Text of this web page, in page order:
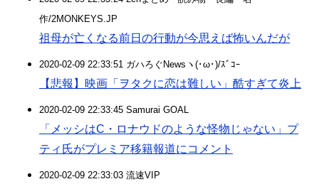
作/2MONKEYS.JP
祖母が亡くなる前日の行動が今思えば怖いんだが
2020-02-09 22:33:51 ガハろぐNewsヽ(･ω･)/ｽﾞｺｰ
【悲報】映画「ヲタクに恋は難しい」酷すぎて炎上
2020-02-09 22:33:45 Samurai GOAL
「メッシはC・ロナウドのような怪物じゃない」プ
ティ氏がプレミア移籍報道にコメント
2020-02-09 22:33:03 流速VIP